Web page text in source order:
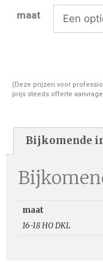
maat
(Deze prijzen voor
prijs steeds offerte
Bijkomende
maat
16-18 HO DKL